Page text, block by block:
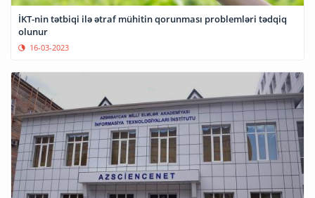
İKT-nin tətbiqi ilə ətraf mühitin qorunması problemləri tədqiq
olunur
16-03-2023